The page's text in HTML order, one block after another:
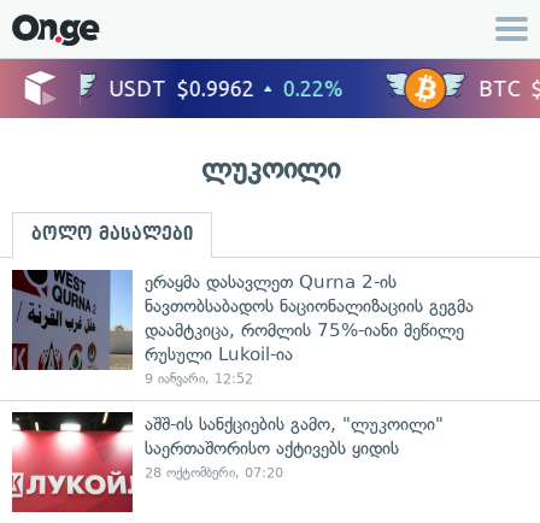
ლუკოილი
ბოლო მასალები
ერაყმა დასავლეთ Qurna 2-ის
ნავთობსაბადოს ნაციონალიზაციის გეგმა
დაამტკიცა, რომლის 75%-იანი მეწილე
რუსული Lukoil-ია
9 იანვარი, 12:52
აშშ-ის სანქციების გამო, "ლუკოილი"
საერთაშორისო აქტივებს ყიდის
28 ოქტომბერი, 07:20